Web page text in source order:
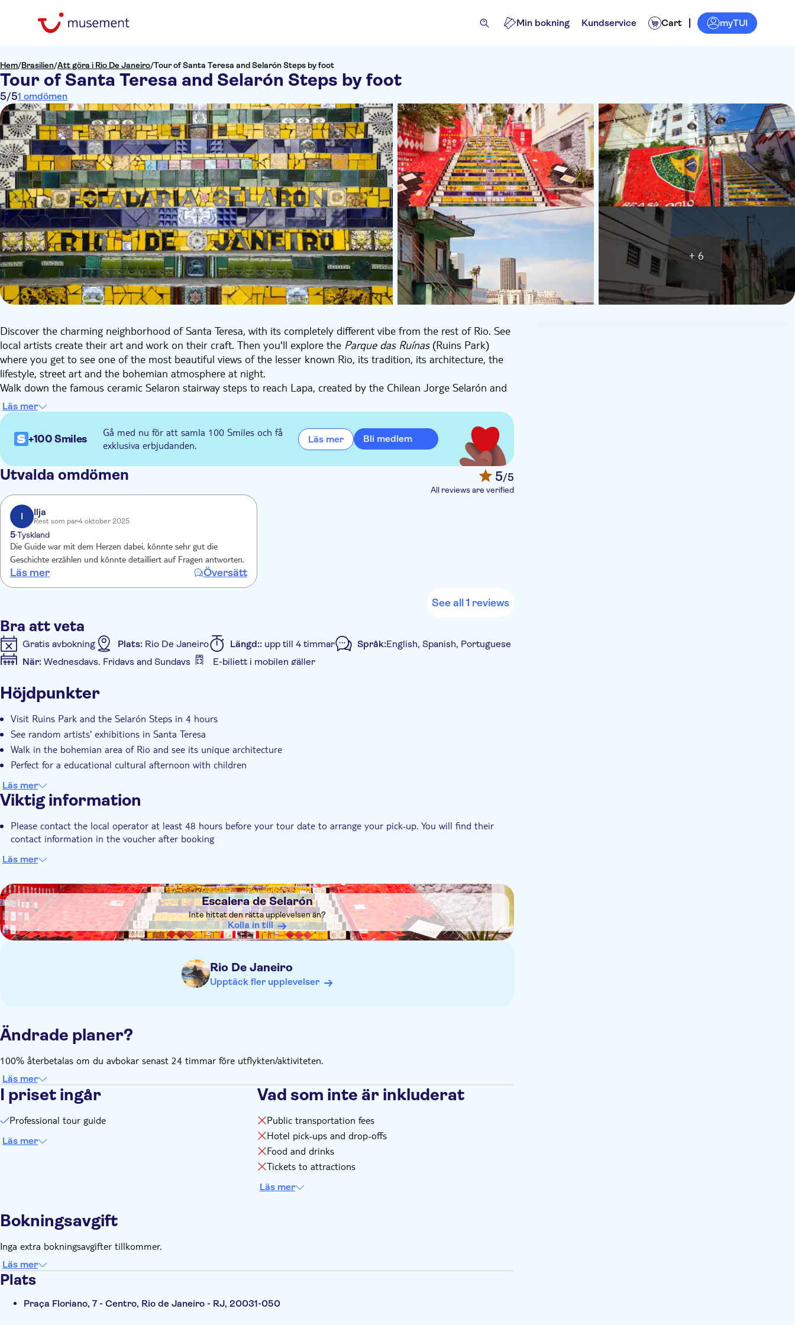
Min bokning Kundservice Cart myTUI
Hem/Brasilien/Att göra i Rio De Janeiro/Tour of Santa Teresa and Selarón Steps by foot
Tour of Santa Teresa and Selarón Steps by foot
5/51 omdömen
+ 6
Discover the charming neighborhood of Santa Teresa, with its completely different vibe from the rest of Rio. See
local artists create their art and work on their craft. Then you'll explore the Parque das Ruínas(Ruins Park)
where you get to see one of the most beautiful views of the lesser known Rio, its tradition, its architecture, the
lifestyle, street art and the bohemian atmosphere at night.
Walk down the famous ceramic Selaron stairway steps to reach Lapa, created by the Chilean Jorge Selarón and
learn more about the pieces of ceramic that were placed on top of the paintings done by the locals who were
decorating the stairs in support for the National Soccer Team in 1994’s World Cup, won by Brazil.
Läs mer
+100 Smiles
Gå med nu för att samla 100 Smiles och få
exklusiva erbjudanden.
Läs mer Bli medlem
Utvalda omdömen 5/5
All reviews are verified
I Ilja
Rest som par4 oktober 2025
5Tyskland
Die Guide war mit dem Herzen dabei, könnte sehr gut die
Geschichte erzählen und könnte detailliert auf Fragen antworten.
Läs mer Översätt
See all 1 reviews
Bra att veta
Gratis avbokning Plats: Rio De Janeiro Längd:: upp till 4 timmar Språk:English, Spanish, Portuguese
När: Wednesdays, Fridays and Sundays E-biljett i mobilen gäller
Omedelbar bekräftelse
Höjdpunkter
Visit Ruins Park and the Selarón Steps in 4 hours
See random artists' exhibitions in Santa Teresa
Walk in the bohemian area of Rio and see its unique architecture
Perfect for a educational cultural afternoon with children
Läs mer
Viktig information
Please contact the local operator at least 48 hours before your tour date to arrange your pick-up. You will find their
contact information in the voucher after booking
Läs mer
DSA1Escalera de Selarón
Escalera de Selarón
Inte hittat den rätta upplevelsen än?
Kolla in till
Rio De Janeiro
Upptäck fler upplevelser
Ändrade planer?
100% återbetalas om du avbokar senast 24 timmar före utflykten/aktiviteten.
Läs mer
I priset ingår
Professional tour guide
Läs mer
Vad som inte är inkluderat
Public transportation fees
Hotel pick-ups and drop-offs
Food and drinks
Tickets to attractions
Läs mer
Bokningsavgift
Inga extra bokningsavgifter tillkommer.
Läs mer
Plats
Praça Floriano, 7 - Centro, Rio de Janeiro - RJ, 20031-050